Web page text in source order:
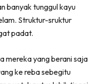
banyak tunggul kayu
Struktur-sruktur
padat.
mereka yang berani saja
ke reba sebegitu